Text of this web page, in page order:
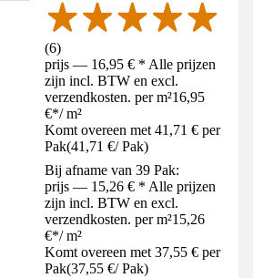
(6)
prijs — 16,95 € * Alle prijzen
zijn incl. BTW en excl.
verzendkosten. per m²16,95
€*/ m²
Komt overeen met 41,71 € per
Pak(41,71 €/ Pak)
Bij afname van 39 Pak:
prijs — 15,26 € * Alle prijzen
zijn incl. BTW en excl.
verzendkosten. per m²15,26
€*/ m²
Komt overeen met 37,55 € per
Pak(37,55 €/ Pak)